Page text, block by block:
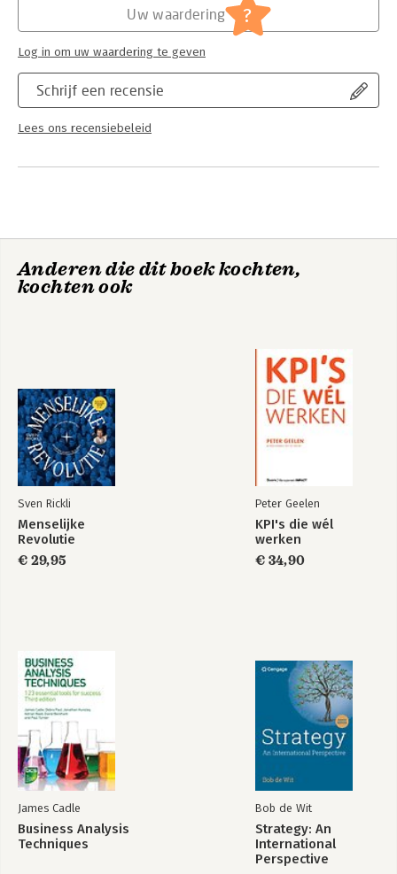
Schrijf een recensie
Lees ons recensiebeleid
Uw waardering ?
Log in om uw waardering te geven
Anderen die dit boek kochten,
kochten ook
Sven Rickli
Menselijke
Revolutie
€ 29,95
Peter Geelen
KPI's die wél
werken
€ 34,90
James Cadle
Business Analysis
Techniques
Bob de Wit
Strategy: An
International
Perspective